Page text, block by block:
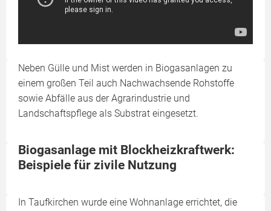
Neben Gülle und Mist werden in Biogasanlagen zu
einem großen Teil auch Nachwachsende Rohstoffe
sowie Abfälle aus der Agrarindustrie und
Landschaftspflege als Substrat eingesetzt.
Biogasanlage mit Blockheizkraftwerk:
Beispiele für zivile Nutzung
In Taufkirchen wurde eine Wohnanlage errichtet, die